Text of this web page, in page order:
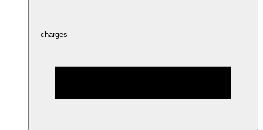
charges